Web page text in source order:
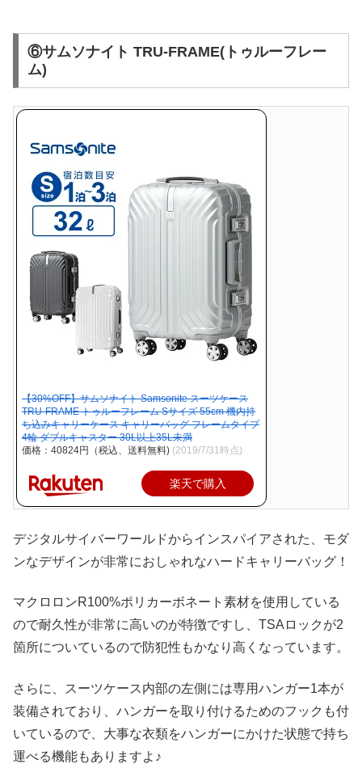
⑥サムソナイト TRU-FRAME(トゥルーフレー
ム)
【30%OFF】サムソナイト Samsonite スーツケース
TRU-FRAME トゥルーフレーム Sサイズ 55cm 機内持
ち込みキャリーケース キャリーバッグ フレームタイプ
4輪 ダブルキャスター 30L以上35L未満
価格：40824円（税込、送料無料) (2019/7/31時点)
楽天で購入
デジタルサイバーワールドからインスパイアされた、モダ
ンなデザインが非常におしゃれなハードキャリーバッグ！
マクロロンR100%ポリカーボネート素材を使用している
ので耐久性が非常に高いのが特徴ですし、TSAロックが2
箇所についているので防犯性もかなり高くなっています。
さらに、スーツケース内部の左側には専用ハンガー1本が
装備されており、ハンガーを取り付けるためのフックも付
いているので、大事な衣類をハンガーにかけた状態で持ち
運べる機能もありますよ♪